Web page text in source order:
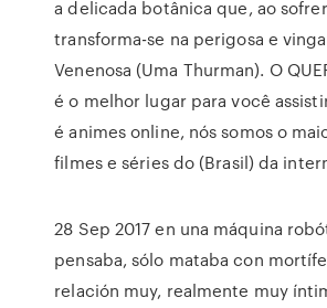
a delicada botânica que, ao
transforma-se na perigosa e
Venenosa (Uma Thurman). O
é o melhor lugar para você
é animes online, nós somos o
filmes e séries do (Brasil) da
28 Sep 2017 en una máquina
pensaba, sólo mataba con
relación muy, realmente muy